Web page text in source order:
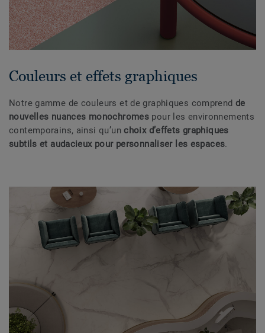
Couleurs et effets graphiques
Notre gamme de couleurs et de graphiques comprend de
nouvelles nuances monochromes pour les environnements
contemporains, ainsi qu’unchoix d’effets graphiques
subtils et audacieux pour personnaliser les espaces.